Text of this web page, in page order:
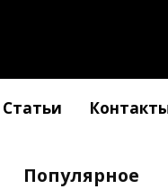
Статьи
Популярное